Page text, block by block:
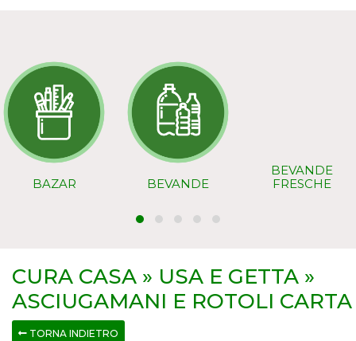
BAZAR BEVANDE
BEVANDE
FRESCHE
CURA CASA » USA E GETTA »
ASCIUGAMANI E ROTOLI CARTA
TORNA INDIETRO